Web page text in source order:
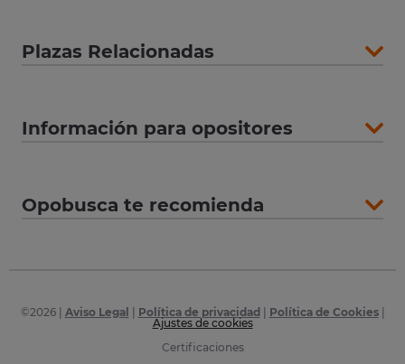
Plazas Relacionadas
Información para opositores
Opobusca te recomienda
©2026| Aviso Legal Política de privacidad Política de Cookies|
Ajustes de cookies
Certificaciones